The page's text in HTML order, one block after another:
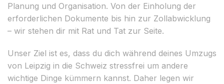
Planung und Organisation. Von der Einholung der
erforderlichen Dokumente bis hin zur Zollabwicklung
– wir stehen dir mit Rat und Tat zur Seite.
Unser Ziel ist es, dass du dich während deines Umzugs
von Leipzig in die Schweiz stressfrei um andere
wichtige Dinge kümmern kannst. Daher legen wir